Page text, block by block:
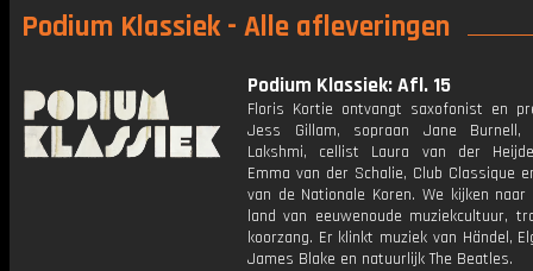
Podium Klassiek - Alle afleveringen
Podium Klassiek: Afl. 15
Floris Kortie ontvangt saxofonist en
Jess Gillam, sopraan Jane Burnell,
Lakshmi, cellist Laura van der
Emma van der Schalie, Club Classique
van de Nationale Koren. We kijken naar
land van eeuwenoude muziekcultuur,
koorzang. Er klinkt muziek van Händel,
James Blake en natuurlijk The Beatles.